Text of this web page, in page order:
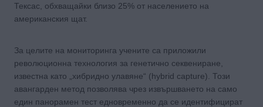
Тексас, обхващайки близо 25% от населението на
американския щат.
За целите на мониторинга учените са приложили
революционна технология за генетично секвениране,
известна като „хибридно улавяне“ (hybrid capture). Този
авангарден метод позволява чрез извършването на само
един панорамен тест едновременно да се идентифицират